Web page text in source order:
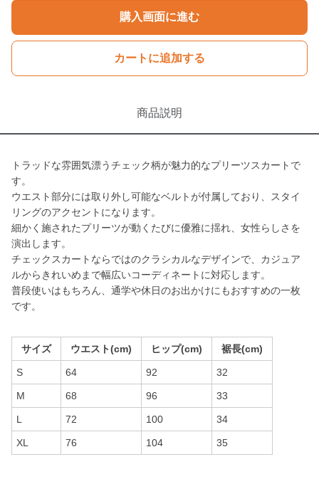
購入画面に進む
カートに追加する
商品説明
トラッドな雰囲気漂うチェック柄が魅力的なプリーツスカートで
す。
ウエスト部分には取り外し可能なベルトが付属しており、スタイ
リングのアクセントになります。
細かく施されたプリーツが動くたびに優雅に揺れ、女性らしさを
演出します。
チェックスカートならではのクラシカルなデザインで、カジュア
ルからきれいめまで幅広いコーディネートに対応します。
普段使いはもちろん、通学や休日のお出かけにもおすすめの一枚
です。
サイズ ウエスト(cm) ヒップ(cm) 裾長(cm)
S 64 92 32
M 68 96 33
L 72 100 34
XL 76 104 35